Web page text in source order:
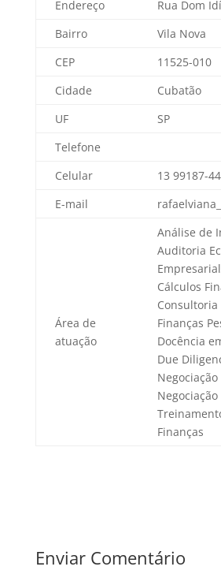
Endereço
Rua Dom
Bairro
Vila Nova
CEP
11525-010
Cidade
Cubatão
UF
SP
Telefone
Celular
13 99187-
E-mail
Área de
atuação
Análise de
Auditoria
Cálculos
Consultoria
Finanças
Docência
Due
Finanças
Enviar Comentário